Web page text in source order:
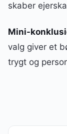
skaber
Mini-
valg giver et
trygt og